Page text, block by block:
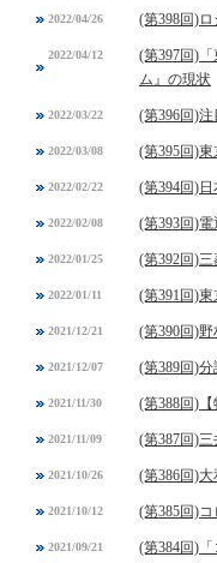
2022/04/26 (第398回)
2022/04/12
(第397回)
ム』の現状
2022/03/22 (第396回)
2022/03/08 (第395回)
2022/02/22 (第394回)
2022/02/08 (第393回)
2022/01/25 (第392回)
2022/01/11 (第391回)
2021/12/21 (第390回)
2021/12/07 (第389回)
2021/11/30 (第388回)
2021/11/09 (第387回)
2021/10/26 (第386回)
2021/10/12 (第385回)
2021/09/21 (第384回)